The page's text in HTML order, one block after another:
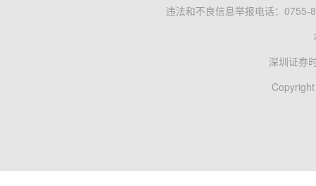
违法和不良信息举报电话：0755-
深圳证券